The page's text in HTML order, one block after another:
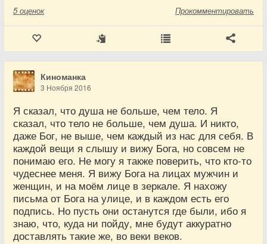
5 оценок Прокомментировать
Киноманка
3 Ноября 2016
Я сказал, что душа не больше, чем тело. Я
сказал, что тело не больше, чем душа. И никто,
даже Бог, не выше, чем каждый из нас для себя. В
каждой вещи я слышу и вижу Бога, но совсем не
понимаю его. Не могу я также поверить, что кто-то
чудеснее меня. Я вижу Бога на лицах мужчин и
женщин, и на моём лице в зеркале. Я нахожу
письма от Бога на улице, и в каждом есть его
подпись. Но пусть они останутся где были, ибо я
знаю, что, куда ни пойду, мне будут аккуратно
доставлять такие же, во веки веков.